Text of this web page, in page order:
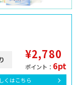
¥2,780
ポイント： 6pt
くはこちら